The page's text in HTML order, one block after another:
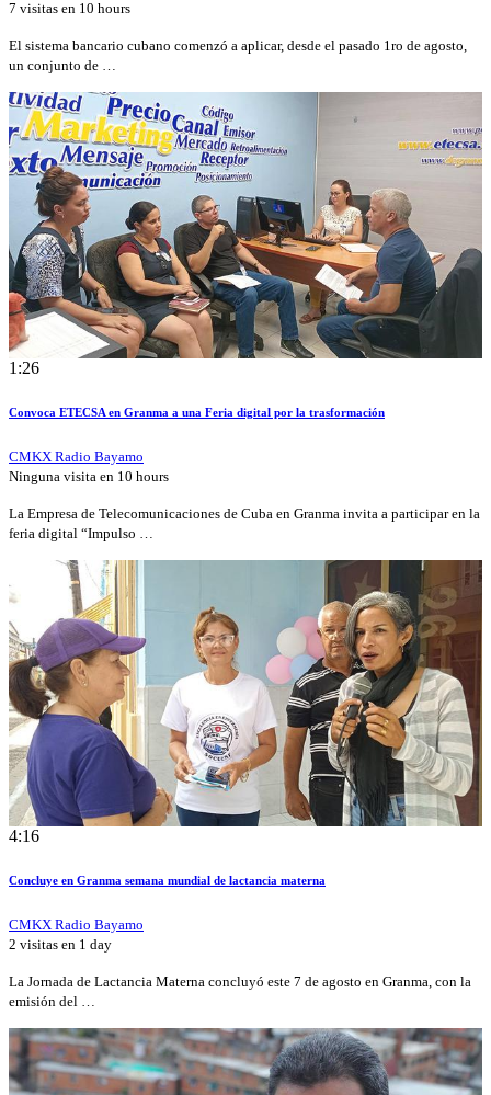
7 visitas en 10 hours
El sistema bancario cubano comenzó a aplicar, desde el pasado 1ro de agosto,
un conjunto de …
1:26
Convoca ETECSA en Granma a una Feria digital por la trasformación
CMKX Radio Bayamo
Ninguna visita en 10 hours
La Empresa de Telecomunicaciones de Cuba en Granma invita a participar en la
feria digital “Impulso …
4:16
Concluye en Granma semana mundial de lactancia materna
CMKX Radio Bayamo
2 visitas en 1 day
La Jornada de Lactancia Materna concluyó este 7 de agosto en Granma, con la
emisión del …